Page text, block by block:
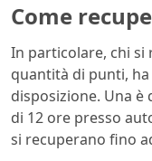
Come
In particolare, chi si
quantità di punti,
disposizione. Una
di 12 ore presso
si recuperano fino